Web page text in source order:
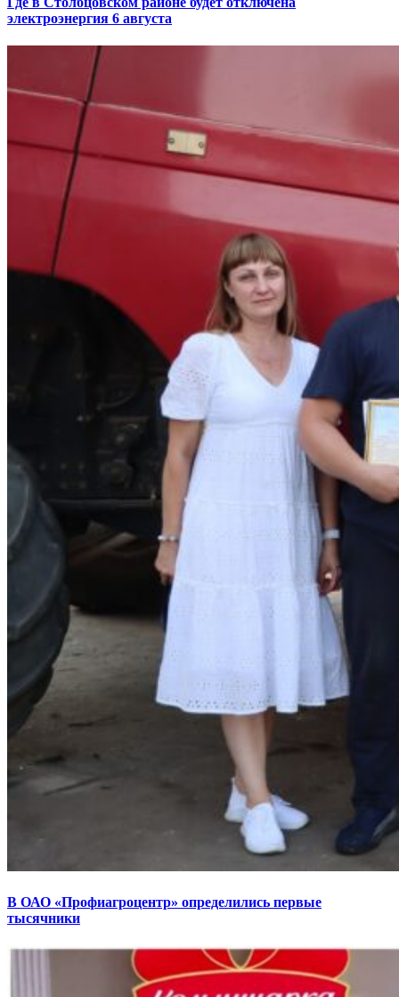
электроэнергия 6 августа
В ОАО «Профиагроцентр» определились первые
тысячники